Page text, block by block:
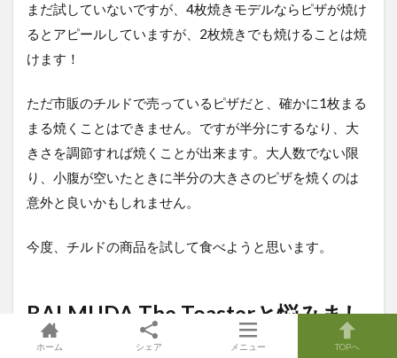
まだ試していないですが、4枚焼きモデルならピザが焼け
るとアピールしていますが、2枚焼きでも焼けることは焼
けます！
ただ市販のチルドで売っているピザだと、確かに1枚まる
まる焼くことはできません。ですが半分にするなり、大
きさを調節すれば焼くことが出来ます。大人数でない限
り、小腹が空いたときに半分の大きさのピザを焼くのは
意外と良いかもしれません。
今度、チルドの商品を試して食べようと思います。
BALMUDA The Toasterと悩みまし
た…
ホーム シェア メニュー TOPへ